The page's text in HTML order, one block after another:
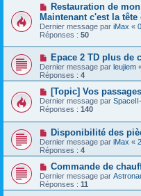
Restauration de
Maintenant c'est la tête
Dernier message par iMax «
Réponses : 50
Epace 2 TD plus de
Dernier message par leujiem
Réponses : 4
[Topic] Vos
Dernier message par
Réponses : 140
Disponibilité des
Dernier message par iMax «
Réponses : 4
Commande de
Dernier message par
Réponses : 11